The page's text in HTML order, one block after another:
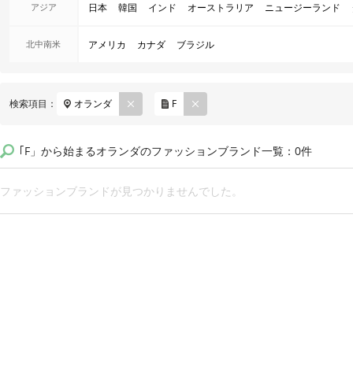
アジア 日本 韓国 インド オーストラリア ニュージーランド
北中南米 アメリカ カナダ ブラジル
検索項目： オランダ
REM
OVE F
REM
OVE
｢F」から始まるオランダのファッションブランド一覧：0件
ファッションブランドが見つかりませんでした。